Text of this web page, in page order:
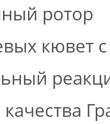
ротор
кювет